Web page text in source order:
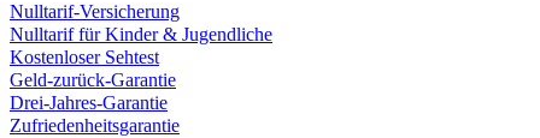
Nulltarif-Versicherung
Nulltarif für Kinder & Jugendliche
Kostenloser Sehtest
Geld-zurück-Garantie
Drei-Jahres-Garantie
Zufriedenheitsgarantie